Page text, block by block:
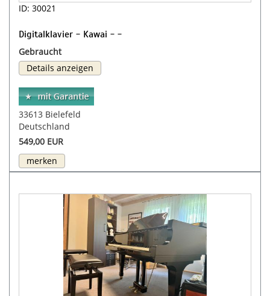
ID: 30021
Digitalklavier - Kawai - -
Gebraucht
Details anzeigen
33613 Bielefeld
Deutschland
549,00 EUR
merken